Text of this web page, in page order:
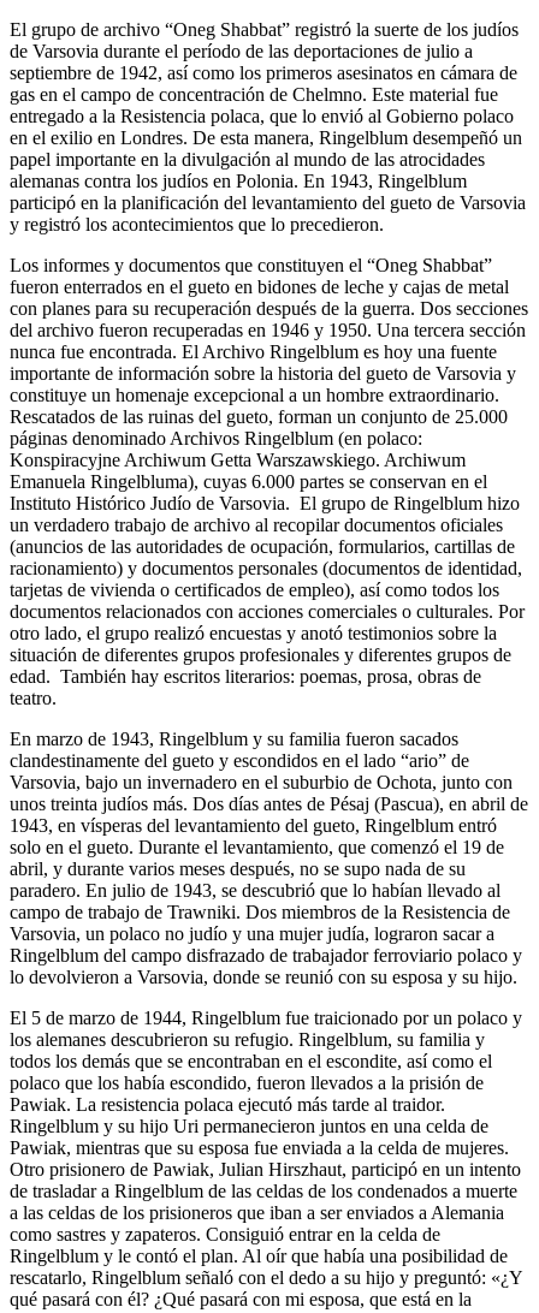
El grupo de archivo “Oneg Shabbat” registró la suerte de los judíos
de Varsovia durante el período de las deportaciones de julio a
septiembre de 1942, así como los primeros asesinatos en cámara de
gas en el campo de concentración de Chelmno. Este material fue
entregado a la Resistencia polaca, que lo envió al Gobierno polaco
en el exilio en Londres. De esta manera, Ringelblum desempeñó un
papel importante en la divulgación al mundo de las atrocidades
alemanas contra los judíos en Polonia. En 1943, Ringelblum
participó en la planificación del levantamiento del gueto de Varsovia
y registró los acontecimientos que lo precedieron.
Los informes y documentos que constituyen el “Oneg Shabbat”
fueron enterrados en el gueto en bidones de leche y cajas de metal
con planes para su recuperación después de la guerra. Dos secciones
del archivo fueron recuperadas en 1946 y 1950. Una tercera sección
nunca fue encontrada. El Archivo Ringelblum es hoy una fuente
importante de información sobre la historia del gueto de Varsovia y
constituye un homenaje excepcional a un hombre extraordinario.
Rescatados de las ruinas del gueto, forman un conjunto de 25.000
páginas denominado Archivos Ringelblum (en polaco:
Konspiracyjne Archiwum Getta Warszawskiego. Archiwum
Emanuela Ringelbluma), cuyas 6.000 partes se conservan en el
Instituto Histórico Judío de Varsovia. ​ El grupo de Ringelblum hizo
un verdadero trabajo de archivo al recopilar documentos oficiales
(anuncios de las autoridades de ocupación, formularios, cartillas de
racionamiento) y documentos personales (documentos de identidad,
tarjetas de vivienda o certificados de empleo), así como todos los
documentos relacionados con acciones comerciales o culturales. Por
otro lado, el grupo realizó encuestas y anotó testimonios sobre la
situación de diferentes grupos profesionales y diferentes grupos de
edad. ​ También hay escritos literarios: poemas, prosa, obras de
teatro.
En marzo de 1943, Ringelblum y su familia fueron sacados
clandestinamente del gueto y escondidos en el lado “ario” de
Varsovia, bajo un invernadero en el suburbio de Ochota, junto con
unos treinta judíos más. Dos días antes de Pésaj (Pascua), en abril de
1943, en vísperas del levantamiento del gueto, Ringelblum entró
solo en el gueto. Durante el levantamiento, que comenzó el 19 de
abril, y durante varios meses después, no se supo nada de su
paradero. En julio de 1943, se descubrió que lo habían llevado al
campo de trabajo de Trawniki. Dos miembros de la Resistencia de
Varsovia, un polaco no judío y una mujer judía, lograron sacar a
Ringelblum del campo disfrazado de trabajador ferroviario polaco y
lo devolvieron a Varsovia, donde se reunió con su esposa y su hijo.
El 5 de marzo de 1944, Ringelblum fue traicionado por un polaco y
los alemanes descubrieron su refugio. Ringelblum, su familia y
todos los demás que se encontraban en el escondite, así como el
polaco que los había escondido, fueron llevados a la prisión de
Pawiak. La resistencia polaca ejecutó más tarde al traidor.
Ringelblum y su hijo Uri permanecieron juntos en una celda de
Pawiak, mientras que su esposa fue enviada a la celda de mujeres.
Otro prisionero de Pawiak, Julian Hirszhaut, participó en un intento
de trasladar a Ringelblum de las celdas de los condenados a muerte
a las celdas de los prisioneros que iban a ser enviados a Alemania
como sastres y zapateros. Consiguió entrar en la celda de
Ringelblum y le contó el plan. Al oír que había una posibilidad de
rescatarlo, Ringelblum señaló con el dedo a su hijo y preguntó: «¿Y
qué pasará con él? ¿Qué pasará con mi esposa, que está en la